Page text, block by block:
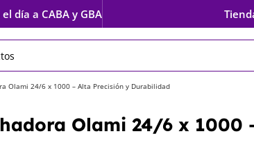
día a CABA y GBA
Olami 24/6 x 1000 – Alta Precisión y Durabilidad
Olami 24/6 x 1000